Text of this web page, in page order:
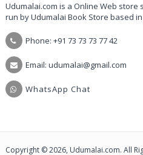
Udumalai.com is a Online Web store
run by Udumalai Book Store based
Phone: +91 73 73 73 77 42
Email: udumalai@gmail.com
WhatsApp Chat
Copyright © 2026, Udumalai.com. All